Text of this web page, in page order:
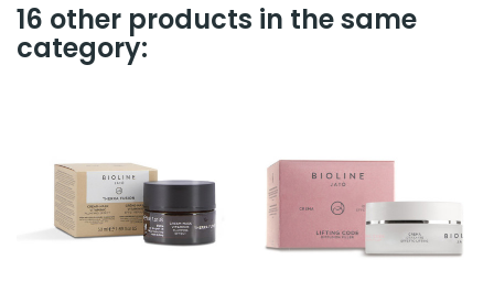
16 other products in the same
category: